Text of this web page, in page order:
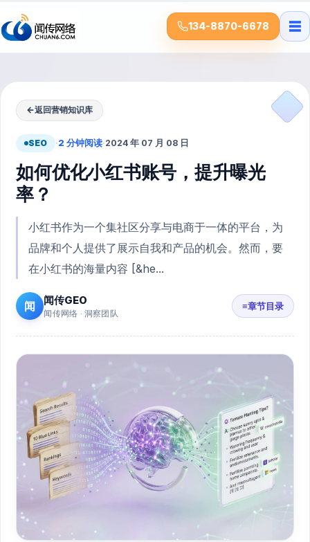
134-8870-6678 ☰
←返回营销知识库
SEO ·2 分钟阅读·2024 年 07 月 08 日
如何优化小红书账号，提升曝光
率？
小红书作为一个集社区分享与电商于一体的平台，为
品牌和个人提供了展示自我和产品的机会。然而，要
在小红书的海量内容 [&he...
闻 闻传GEO
闻传网络 · 洞察团队
≡章节目录